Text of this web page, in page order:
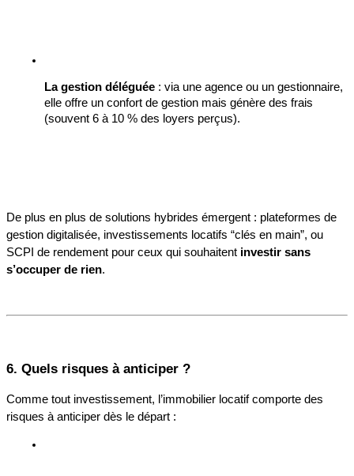
La gestion déléguée : via une agence ou un gestionnaire,
elle offre un confort de gestion mais génère des frais
(souvent 6 à 10 % des loyers perçus).
De plus en plus de solutions hybrides émergent : plateformes de
gestion digitalisée, investissements locatifs “clés en main”, ou
SCPI de rendement pour ceux qui souhaitent investir sans
s’occuper de rien.
6. Quels risques à anticiper ?
Comme tout investissement, l’immobilier locatif comporte des
risques à anticiper dès le départ :